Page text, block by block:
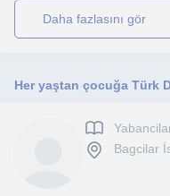
daha fazlasını gör
Bagcilar